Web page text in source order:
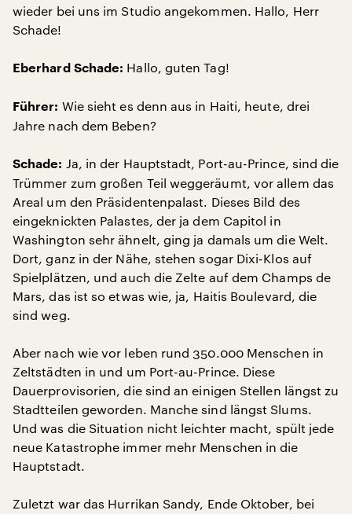
wieder bei uns im Studio angekommen. Hallo, Herr
Schade!
Eberhard Schade: Hallo, guten Tag!
Führer: Wie sieht es denn aus in Haiti, heute, drei
Jahre nach dem Beben?
Schade: Ja, in der Hauptstadt, Port-au-Prince, sind die
Trümmer zum großen Teil weggeräumt, vor allem das
Areal um den Präsidentenpalast. Dieses Bild des
eingeknickten Palastes, der ja dem Capitol in
Washington sehr ähnelt, ging ja damals um die Welt.
Dort, ganz in der Nähe, stehen sogar Dixi-Klos auf
Spielplätzen, und auch die Zelte auf dem Champs de
Mars, das ist so etwas wie, ja, Haitis Boulevard, die
sind weg.
Aber nach wie vor leben rund 350.000 Menschen in
Zeltstädten in und um Port-au-Prince. Diese
Dauerprovisorien, die sind an einigen Stellen längst zu
Stadtteilen geworden. Manche sind längst Slums.
Und was die Situation nicht leichter macht, spült jede
neue Katastrophe immer mehr Menschen in die
Hauptstadt.
Zuletzt war das Hurrikan Sandy, Ende Oktober, bei